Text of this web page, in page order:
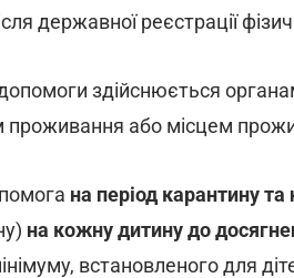
державної реєстрації
здійснюється
проживання або місцем
на період карантину
на кожну дитину до
встановленого для